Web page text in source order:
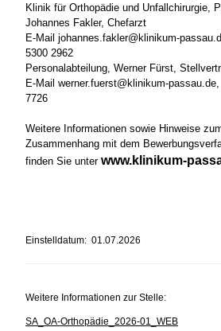
Klinik für Orthopädie und Unfallchirurgie,
Johannes Fakler, Chefarzt
E-Mail johannes.fakler@klinikum-
5300 2962
Personalabteilung, Werner Fürst,
E-Mail werner.fuerst@klinikum-
7726
Weitere Informationen sowie Hinweise
Zusammenhang mit dem
finden Sie unter www.klinikum-
Einstelldatum: 01.07.2026
Weitere Informationen zur Stelle:
SA_OA-Orthopädie_2026-01_WEB